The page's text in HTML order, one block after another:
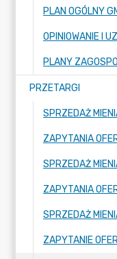
PLAN OGÓLNY
OPINIOWANIE I
PRZETARGI
SPRZEDAŻ
ZAPYTANIA
SPRZEDAŻ
ZAPYTANIA
SPRZEDAŻ
ZAPYTANIE